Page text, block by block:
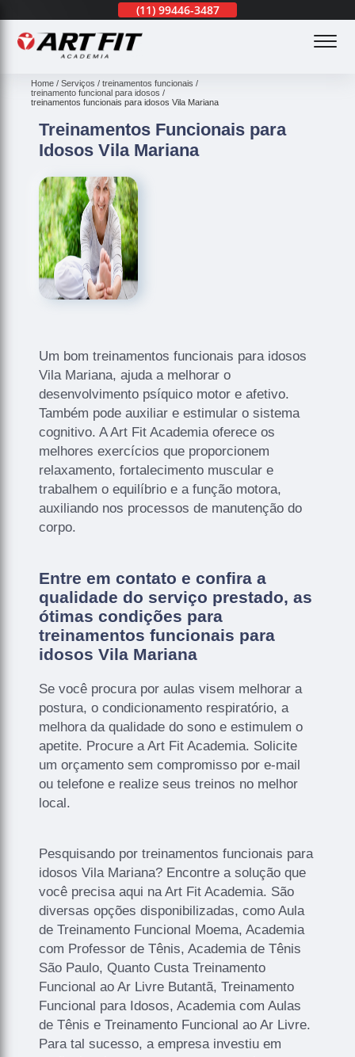
(11) 99446-3487 (11)
Home Serviços
treinamentos funcionais
treinamento funcional para idosos
treinamentos funcionais para idosos Vila Mariana
Treinamentos Funcionais para
Idosos Vila Mariana
Um bom treinamentos funcionais para idosos
Vila Mariana, ajuda a melhorar o
desenvolvimento psíquico motor e afetivo.
Também pode auxiliar e estimular o sistema
cognitivo. A Art Fit Academia oferece os
melhores exercícios que proporcionem
relaxamento, fortalecimento muscular e
trabalhem o equilíbrio e a função motora,
auxiliando nos processos de manutenção do
corpo.
Entre em contato e confira a
qualidade do serviço prestado, as
ótimas condições para
treinamentos funcionais para
idosos Vila Mariana
Se você procura por aulas visem melhorar a
postura, o condicionamento respiratório, a
melhora da qualidade do sono e estimulem o
apetite. Procure a Art Fit Academia. Solicite
um orçamento sem compromisso por e-mail
ou telefone e realize seus treinos no melhor
local.
Pesquisando por treinamentos funcionais para
idosos Vila Mariana? Encontre a solução que
você precisa aqui na Art Fit Academia. São
diversas opções disponibilizadas, como Aula
de Treinamento Funcional Moema, Academia
com Professor de Tênis, Academia de Tênis
São Paulo, Quanto Custa Treinamento
Funcional ao Ar Livre Butantã, Treinamento
Funcional para Idosos, Academia com Aulas
de Tênis e Treinamento Funcional ao Ar Livre.
Para tal sucesso, a empresa investiu em